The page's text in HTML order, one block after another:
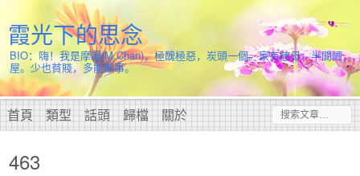
霞光下的思念
BIO：嗨！我是摩凝(M.Chan)，極醜極惡，炭頭一個。家有慈母，半間陋
屋。少也貧賤，多能鄙事。
首頁 類型 話頭 歸檔 關於
463